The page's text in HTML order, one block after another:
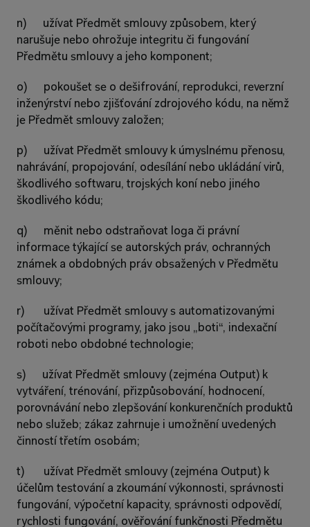
n)      užívat Předmět smlouvy způsobem, který
narušuje nebo ohrožuje integritu či fungování
Předmětu smlouvy a jeho komponent;
o)      pokoušet se o dešifrování, reprodukci, reverzní
inženýrství nebo zjišťování zdrojového kódu, na němž
je Předmět smlouvy založen;
p)      užívat Předmět smlouvy k úmyslnému přenosu,
nahrávání, propojování, odesílání nebo ukládání virů,
škodlivého softwaru, trojských koní nebo jiného
škodlivého kódu;
q)      měnit nebo odstraňovat loga či právní
informace týkající se autorských práv, ochranných
známek a obdobných práv obsažených v Předmětu
smlouvy;
r)       užívat Předmět smlouvy s automatizovanými
počítačovými programy, jako jsou „boti“, indexační
roboti nebo obdobné technologie;
s)      užívat Předmět smlouvy (zejména Output) k
vytváření, trénování, přizpůsobování, hodnocení,
porovnávání nebo zlepšování konkurenčních produktů
nebo služeb; zákaz zahrnuje i umožnění uvedených
činností třetím osobám;
t)       užívat Předmět smlouvy (zejména Output) k
účelům testování a zkoumání výkonnosti, správnosti
fungování, výpočetní kapacity, správnosti odpovědí,
rychlosti fungování, ověřování funkčnosti Předmětu